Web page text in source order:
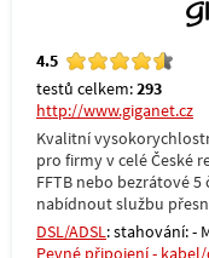
4.5
testů celkem:293
http://www.giganet.cz
Kvalitní
pro firmy v celé České
FFTB nebo bezrátové
nabídnout službu
DSL/ADSL: stahování: -
Pevné připojení -